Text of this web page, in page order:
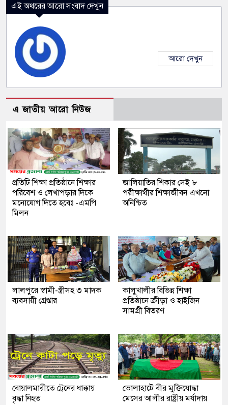
এই অথরের আরো সংবাদ দেখুন
আরো দেখুন
এ জাতীয় আরো নিউজ
প্রতিটি শিক্ষা প্রতিষ্ঠানে শিক্ষার
পরিবেশ ও লেখাপড়ার দিকে
মনোযোগ দিতে হবেঃ -এমপি
মিলন
জালিয়াতির শিকার সেই ৮
পরীক্ষার্থীর শিক্ষাজীবন এখনো
অনিশ্চিত
লালপুরে স্বামী-স্ত্রীসহ ৩ মাদক
ব্যবসায়ী গ্রেপ্তার
কালুখালীর বিভিন্ন শিক্ষা
প্রতিষ্ঠানে ক্রীড়া ও হাইজিন
সামগ্রী বিতরণ
বোয়ালমারীতে ট্রেনের ধাক্কায়
বৃদ্ধা নিহত
ভোলাহাটে বীর মুক্তিযোদ্ধা
মেসের আলীর রাষ্ট্রীয় মর্যাদায়